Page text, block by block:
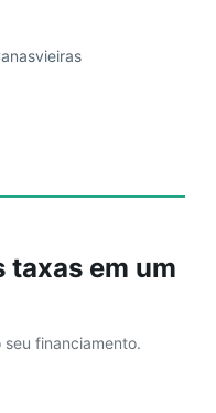
taxas em um
seu financiamento.